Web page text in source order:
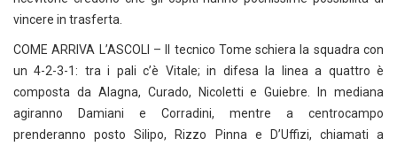
vincere in trasferta.
COME ARRIVA L’ASCOLI – Il tecnico Tome schiera la squadra con
un 4-2-3-1: tra i pali c’è Vitale; in difesa la linea a quattro è
composta da Alagna, Curado, Nicoletti e Guiebre. In mediana
agiranno Damiani e Corradini, mentre a centrocampo
prenderanno posto Silipo, Rizzo Pinna e D’Uffizi, chiamati a